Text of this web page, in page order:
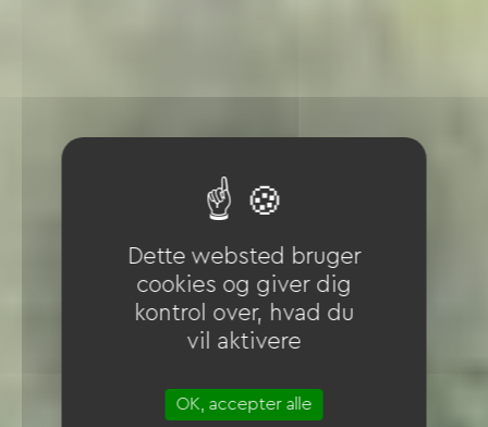
Dette websted bruger
cookies og giver dig
kontrol over, hvad du
vil aktivere
OK, accepter alle